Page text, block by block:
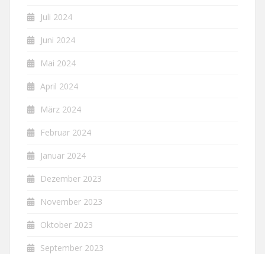
Juli 2024
Juni 2024
Mai 2024
April 2024
März 2024
Februar 2024
Januar 2024
Dezember 2023
November 2023
Oktober 2023
September 2023